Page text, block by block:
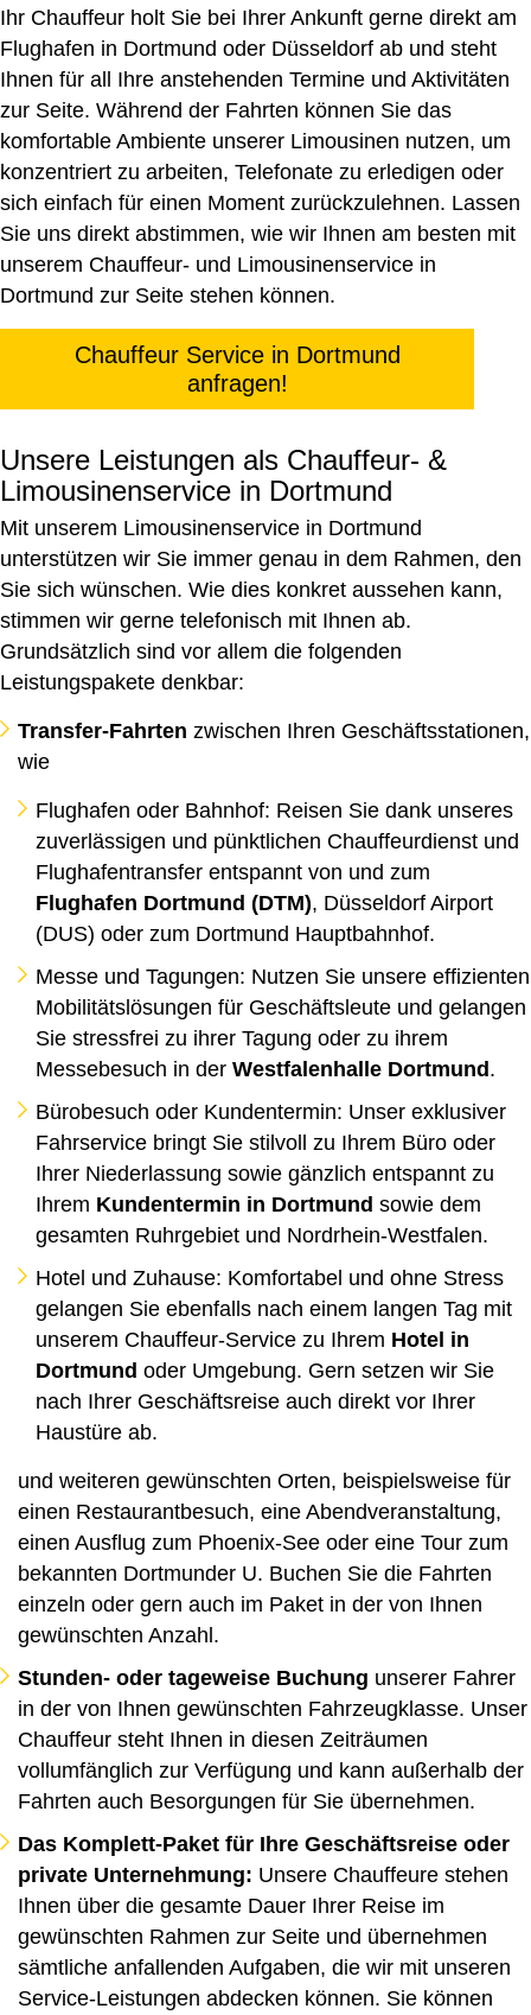
Ihr Chauffeur holt Sie bei Ihrer Ankunft gerne direkt am
Flughafen in Dortmund oder Düsseldorf ab und steht
Ihnen für all Ihre anstehenden Termine und Aktivitäten
zur Seite. Während der Fahrten können Sie das
komfortable Ambiente unserer Limousinen nutzen, um
konzentriert zu arbeiten, Telefonate zu erledigen oder
sich einfach für einen Moment zurückzulehnen. Lassen
Sie uns direkt abstimmen, wie wir Ihnen am besten mit
unserem Chauffeur- und Limousinenservice in
Dortmund zur Seite stehen können.
Chauffeur Service in Dortmund
anfragen!
Unsere Leistungen als Chauffeur- &
Limousinenservice in Dortmund
Mit unserem Limousinenservice in Dortmund
unterstützen wir Sie immer genau in dem Rahmen, den
Sie sich wünschen. Wie dies konkret aussehen kann,
stimmen wir gerne telefonisch mit Ihnen ab.
Grundsätzlich sind vor allem die folgenden
Leistungspakete denkbar:
Transfer-Fahrten zwischen Ihren Geschäftsstationen,
wie
Flughafen oder Bahnhof: Reisen Sie dank unseres
zuverlässigen und pünktlichen Chauffeurdienst und
Flughafentransfer entspannt von und zum
Flughafen Dortmund (DTM), Düsseldorf Airport
(DUS) oder zum Dortmund Hauptbahnhof.
Messe und Tagungen: Nutzen Sie unsere effizienten
Mobilitätslösungen für Geschäftsleute und gelangen
Sie stressfrei zu ihrer Tagung oder zu ihrem
Messebesuch in der Westfalenhalle Dortmund.
Bürobesuch oder Kundentermin: Unser exklusiver
Fahrservice bringt Sie stilvoll zu Ihrem Büro oder
Ihrer Niederlassung sowie gänzlich entspannt zu
Ihrem Kundentermin in Dortmund sowie dem
gesamten Ruhrgebiet und Nordrhein-Westfalen.
Hotel und Zuhause: Komfortabel und ohne Stress
gelangen Sie ebenfalls nach einem langen Tag mit
unserem Chauffeur-Service zu Ihrem Hotel in
Dortmund oder Umgebung. Gern setzen wir Sie
nach Ihrer Geschäftsreise auch direkt vor Ihrer
Haustüre ab.
und weiteren gewünschten Orten, beispielsweise für
einen Restaurantbesuch, eine Abendveranstaltung,
einen Ausflug zum Phoenix-See oder eine Tour zum
bekannten Dortmunder U. Buchen Sie die Fahrten
einzeln oder gern auch im Paket in der von Ihnen
gewünschten Anzahl.
Stunden- oder tageweise Buchung unserer Fahrer
in der von Ihnen gewünschten Fahrzeugklasse. Unser
Chauffeur steht Ihnen in diesen Zeiträumen
vollumfänglich zur Verfügung und kann außerhalb der
Fahrten auch Besorgungen für Sie übernehmen.
Das Komplett-Paket für Ihre Geschäftsreise oder
private Unternehmung: Unsere Chauffeure stehen
Ihnen über die gesamte Dauer Ihrer Reise im
gewünschten Rahmen zur Seite und übernehmen
sämtliche anfallenden Aufgaben, die wir mit unseren
Service-Leistungen abdecken können. Sie können